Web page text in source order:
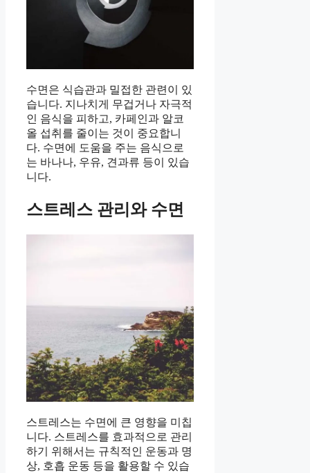
수면은 식습관과 밀접한 관련이 있
습니다. 지나치게 무겁거나 자극적
인 음식을 피하고, 카페인과 알코
올 섭취를 줄이는 것이 중요합니
다. 수면에 도움을 주는 음식으로
는 바나나, 우유, 견과류 등이 있습
니다.
스트레스 관리와 수면
스트레스는 수면에 큰 영향을 미칩
니다. 스트레스를 효과적으로 관리
하기 위해서는 규칙적인 운동과 명
상, 호흡 운동 등을 활용할 수 있습